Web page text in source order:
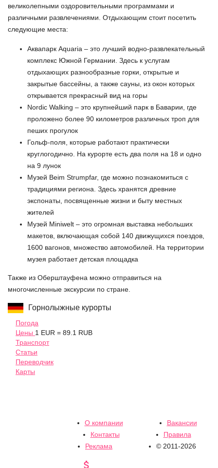
великолепными оздоровительными программами и
различными развлечениями. Отдыхающим стоит посетить
следующие места:
Аквапарк Aquaria – это лучший водно-развлекательный
комплекс Южной Германии. Здесь к услугам
отдыхающих разнообразные горки, открытые и
закрытые бассейны, а также сауны, из окон которых
открывается прекрасный вид на горы
Nordic Walking – это крупнейший парк в Баварии, где
проложено более 90 километров различных троп для
пеших прогулок
Гольф-поля, которые работают практически
круглогодично. На курорте есть два поля на 18 и одно
на 9 лунок
Музей Beim Strumpfar, где можно познакомиться с
традициями региона. Здесь хранятся древние
экспонаты, посвященные жизни и быту местных
жителей
Музей Miniwelt – это огромная выставка небольших
макетов, включающая собой 140 движущихся поездов,
1600 вагонов, множество автомобилей. На территории
музея работает детская площадка
Также из Оберштауфена можно отправиться на
многочисленные экскурсии по стране.
Горнолыжные курорты
Погода
Цены 1 EUR = 89.1 RUB
Транспорт
Статьи
Переводчик
Карты
О компании
Вакансии
Контакты
Правила
Реклама
© 2011-2026
